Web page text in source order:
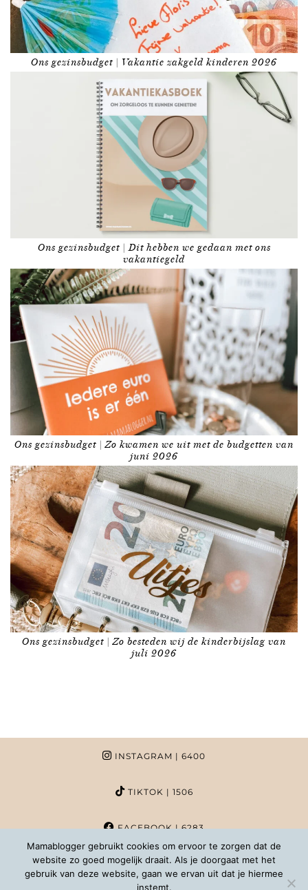
Ons gezinsbudget | Vakantie zakgeld kinderen 2026
Ons gezinsbudget | Dit hebben we gedaan met ons
vakantiegeld
Ons gezinsbudget | Zo kwamen we uit met de budgetten van
juni 2026
Ons gezinsbudget | Zo besteden wij de kinderbijslag van
juli 2026
INSTAGRAM | 6400
TIKTOK | 1506
FACEBOOK| 6283
PINTEREST | 1020
Mamablogger gebruikt cookies om ervoor te zorgen dat de
website zo goed mogelijk draait. Als je doorgaat met het
gebruik van deze website, gaan we ervan uit dat je hiermee
instemt.